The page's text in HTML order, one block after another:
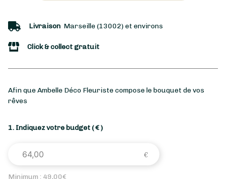
Livraison Marseille (13002) et environs
Click & collect gratuit
Afin que Ambelle Déco Fleuriste compose le bouquet de vos
rêves
1. Indiquez votre budget( € )
Minimum : 49,00€